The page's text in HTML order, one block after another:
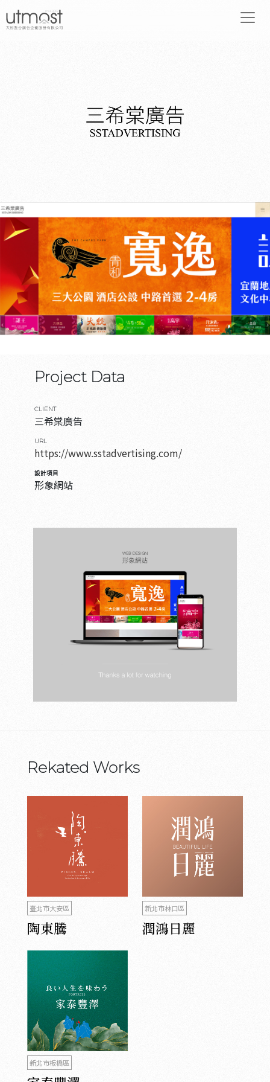
Project Data
CLIENT
三希棠廣告
URL
https://www.sstadvertising.com/
設計項目
形象網站
Rekated Works
臺北市大安區
陶東騰
新北市林口區
潤鴻日麗
新北市板橋區